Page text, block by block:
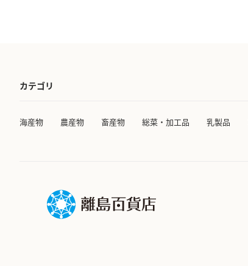
カテゴリ
海産物 農産物 畜産物 総菜・加工品 乳製品